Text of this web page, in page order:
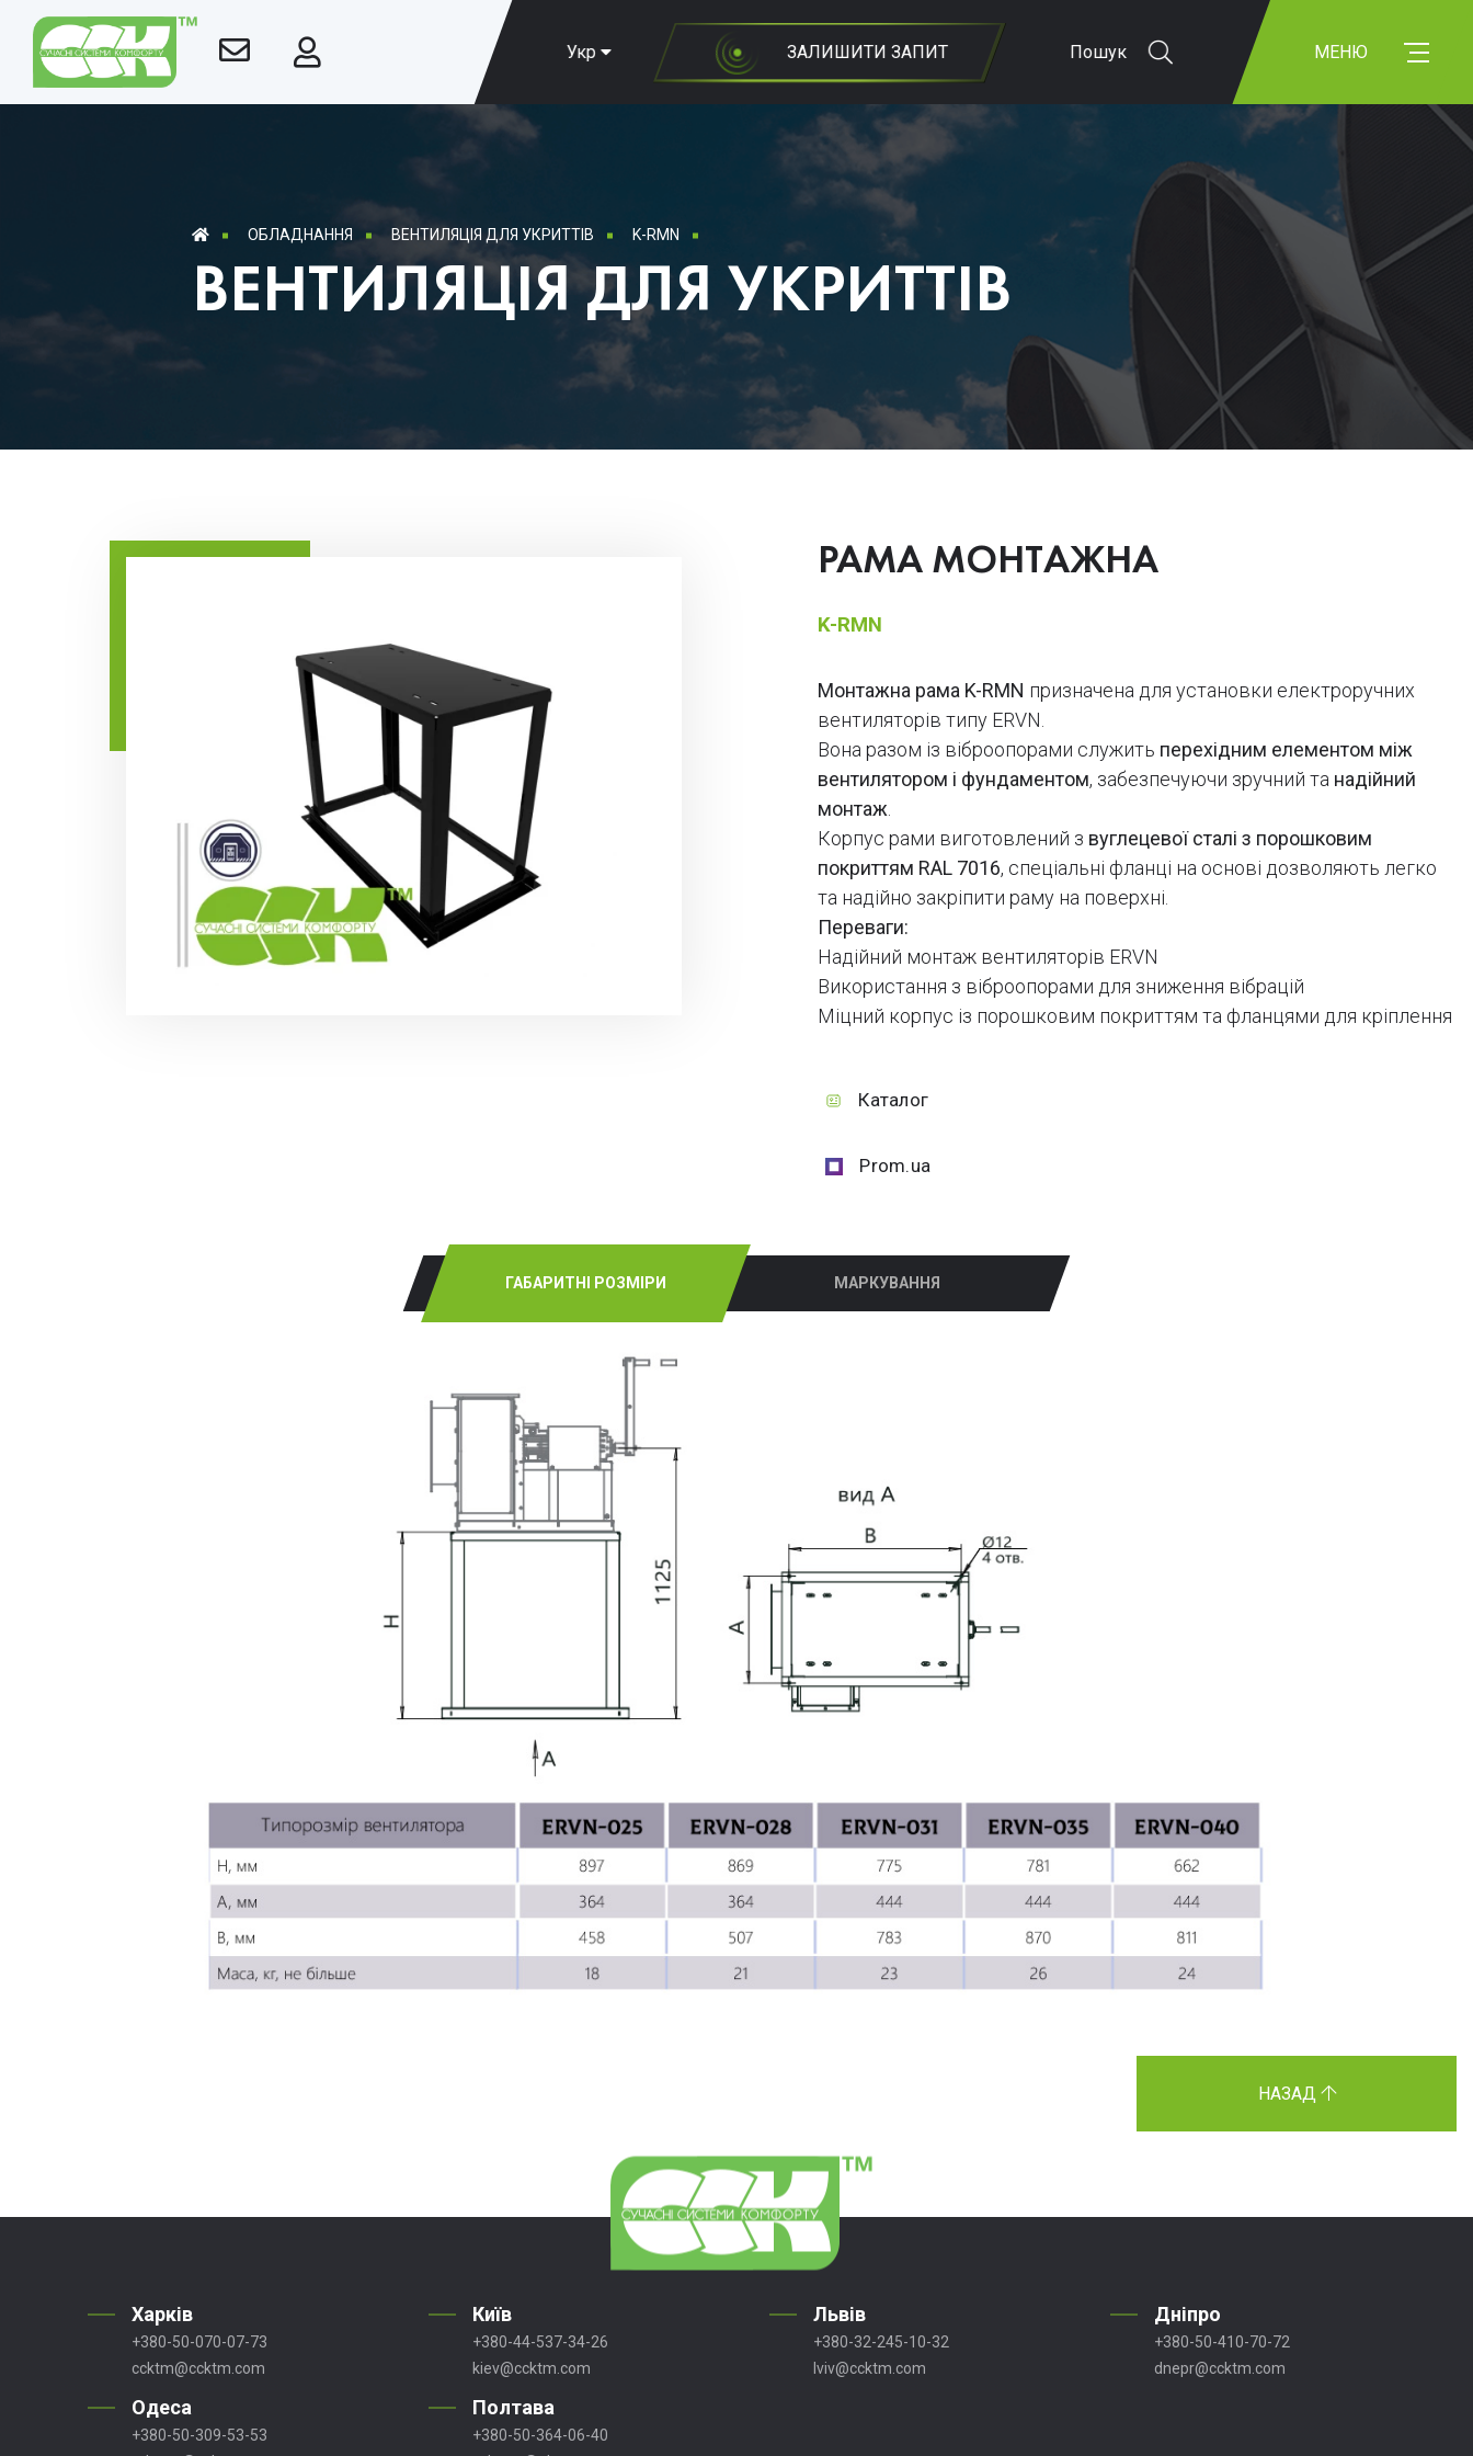
Укр ЗАЛИШИТИ ЗАПИТ Пошук МЕНЮ
ОБЛАДНАННЯ ВЕНТИЛЯЦІЯ ДЛЯ УКРИТТІВ K-RMN
ВЕНТИЛЯЦІЯ ДЛЯ УКРИТТІВ
РАМА МОНТАЖНА
K-RMN
Монтажна рама K-RMN призначена для установки електроручних
вентиляторів типу ERVN.
Вона разом із віброопорами служить перехідним елементом між
вентилятором і фундаментом, забезпечуючи зручний та надійний
монтаж
Корпус рами виготовлений з вуглецевої сталі з порошковим
покриттям RAL 7016, спеціальні фланці на основі дозволяють легко
та надійно закріпити раму на поверхні.
Переваги:
Надійний монтаж вентиляторів ERVN
Використання з віброопорами для зниження вібрацій
Міцний корпус із порошковим покриттям та фланцями для кріплення
Каталог
Prom.ua
ГАБАРИТНІ РОЗМІРИ МАРКУВАННЯ
НАЗАД
Харків
+380-50-070-07-73
ccktm@ccktm.com
Київ
+380-44-537-34-26
kiev@ccktm.com
Львів
+380-32-245-10-32
lviv@ccktm.com
Дніпро
+380-50-410-70-72
dnepr@ccktm.com
Одеса
+380-50-309-53-53
Полтава
+380-50-364-06-40